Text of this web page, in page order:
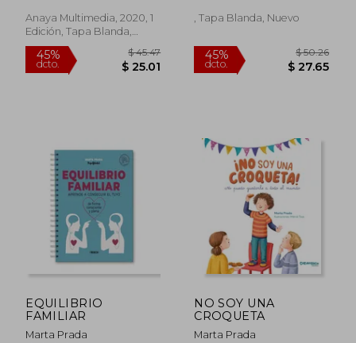
día se Transforma
Anaya Multimedia, 2020, 1
Edición, Tapa Blanda,
Nuevo
45%
, Tapa Blanda, Nuevo
45%
EQUILIBRIO
FAMILIAR
Marta Prada
NO SOY UNA
CROQUETA
Marta Prada